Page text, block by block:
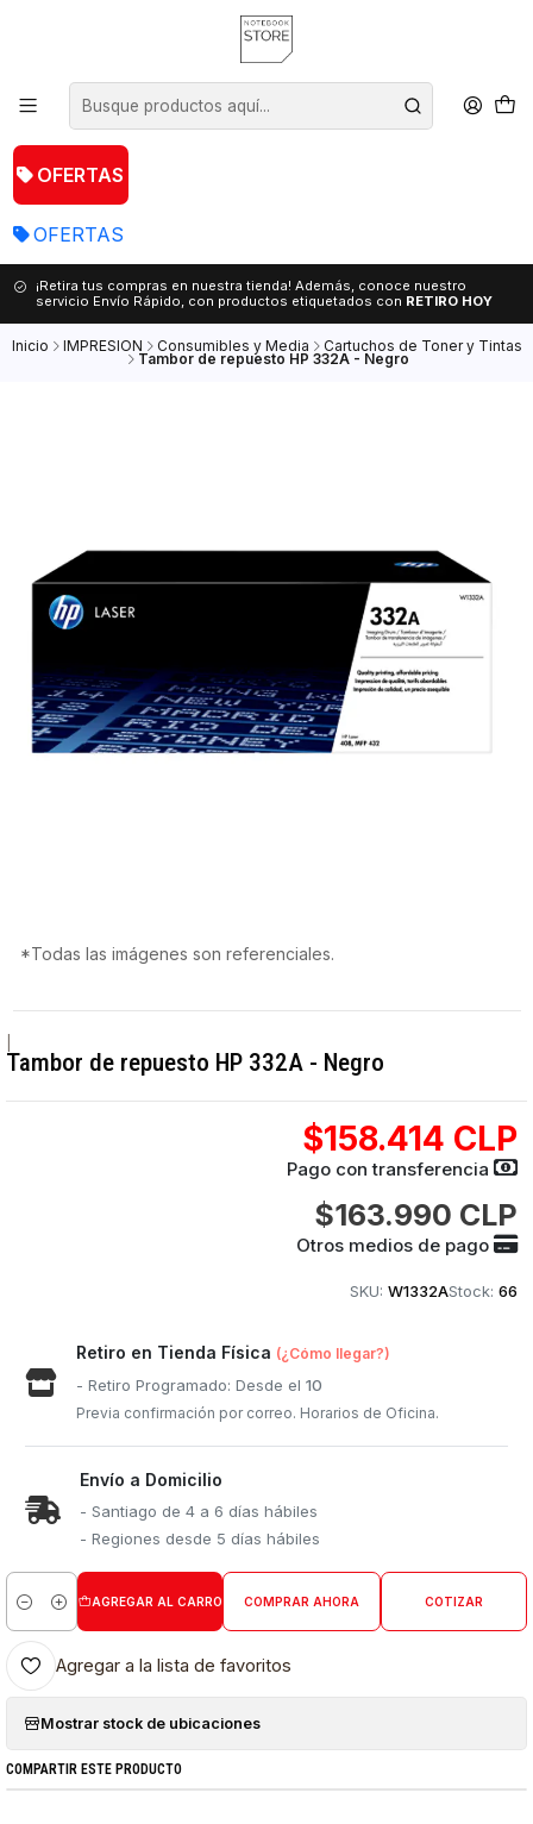
OFERTAS
OFERTAS
¡Retira tus compras en nuestra tienda! Además, conoce nuestro
servicio Envío Rápido, con productos etiquetados con RETIRO HOY
Inicio IMPRESION Consumibles y Media Cartuchos de Toner y Tintas
Tambor de repuesto HP 332A - Negro
*Todas las imágenes son referenciales.
Tambor de repuesto HP 332A - Negro
$158.414 CLP
Pago con transferencia
$163.990 CLP
Otros medios de pago
SKU: W1332AStock: 66
Retiro en Tienda Física (¿Cómo llegar?)
- Retiro Programado: Desde el10
Previa confirmación por correo. Horarios de Oficina.
Envío a Domicilio
- Santiago de 4 a 6 días hábiles
- Regiones desde 5 días hábiles
Cantidad
AGREGAR AL CARRO COMPRAR AHORA COTIZAR
Agregar a la lista de favoritos
Mostrar stock de ubicaciones
COMPARTIR ESTE PRODUCTO